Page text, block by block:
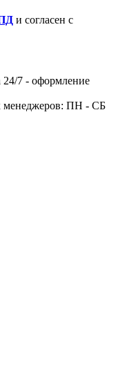
и согласен с
24/7 - оформление
менеджеров: ПН - СБ